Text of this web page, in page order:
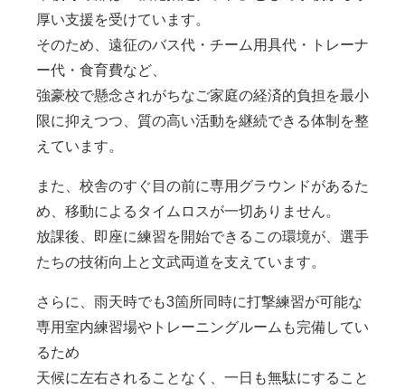
厚い支援を受けています。
そのため、遠征のバス代・チーム用具代・トレーナ
ー代・食育費など、
強豪校で懸念されがちなご家庭の経済的負担を最小
限に抑えつつ、質の高い活動を継続できる体制を整
えています。
また、校舎のすぐ目の前に専用グラウンドがあるた
め、移動によるタイムロスが一切ありません。
放課後、即座に練習を開始できるこの環境が、選手
たちの技術向上と文武両道を支えています。
さらに、雨天時でも3箇所同時に打撃練習が可能な
専用室内練習場やトレーニングルームも完備してい
るため
天候に左右されることなく、一日も無駄にすること